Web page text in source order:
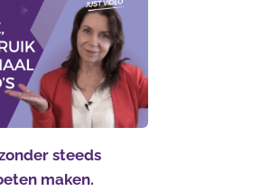
steeds
maken.